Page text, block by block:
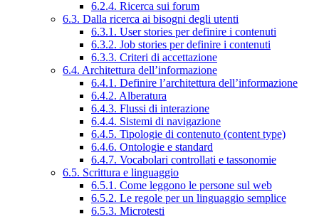
6.2.4. Ricerca sui forum
6.3. Dalla ricerca ai bisogni degli utenti
6.3.1. User stories per definire i contenuti
6.3.2. Job stories per definire i contenuti
6.3.3. Criteri di accettazione
6.4. Architettura dell’informazione
6.4.1. Definire l’architettura dell’informazione
6.4.2. Alberatura
6.4.3. Flussi di interazione
6.4.4. Sistemi di navigazione
6.4.5. Tipologie di contenuto (content type)
6.4.6. Ontologie e standard
6.4.7. Vocabolari controllati e tassonomie
6.5. Scrittura e linguaggio
6.5.1. Come leggono le persone sul web
6.5.2. Le regole per un linguaggio semplice
6.5.3. Microtesti